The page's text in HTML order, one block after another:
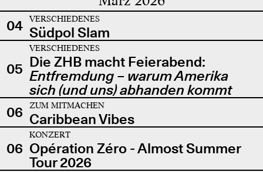
04 VERSCHIEDENES
Südpol Slam
05
VERSCHIEDENES
Die ZHB macht Feierabend:
Entfremdung – warum Amerika
sich (und uns) abhanden kommt
06
ZUM MITMACHEN
Caribbean Vibes
06
KONZERT
Opération Zéro - Almost Summer
Tour 2026